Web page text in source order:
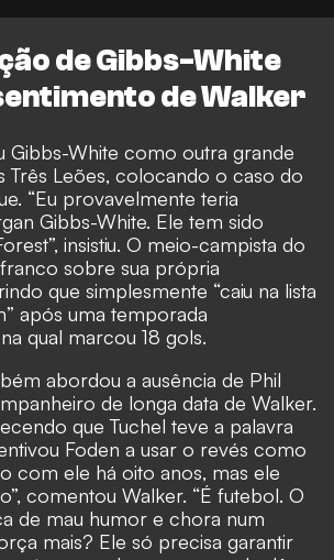
de Gibbs-White
de Walker
Gibbs-White como outra grande
Três Leões, colocando o caso do
“Eu provavelmente teria
Gibbs-White. Ele tem sido
insistiu. O meio-campista do
sobre sua própria
que simplesmente “caiu na lista
após uma temporada
qual marcou 18 gols.
abordou a ausência de Phil
de longa data de Walker.
que Tuchel teve a palavra
Foden a usar o revés como
com ele há oito anos, mas ele
comentou Walker. “É futebol. O
de mau humor e chora num
mais? Ele só precisa garantir